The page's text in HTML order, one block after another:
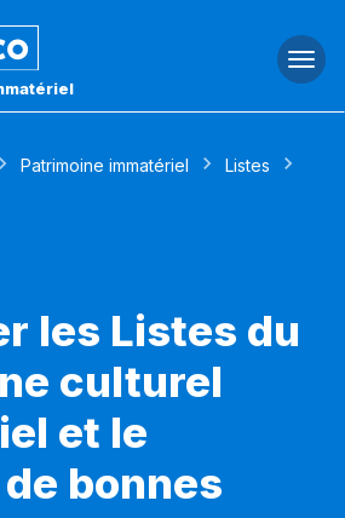
Patrimoine immatériel
Listes
les Listes du
culturel
et le
bonnes